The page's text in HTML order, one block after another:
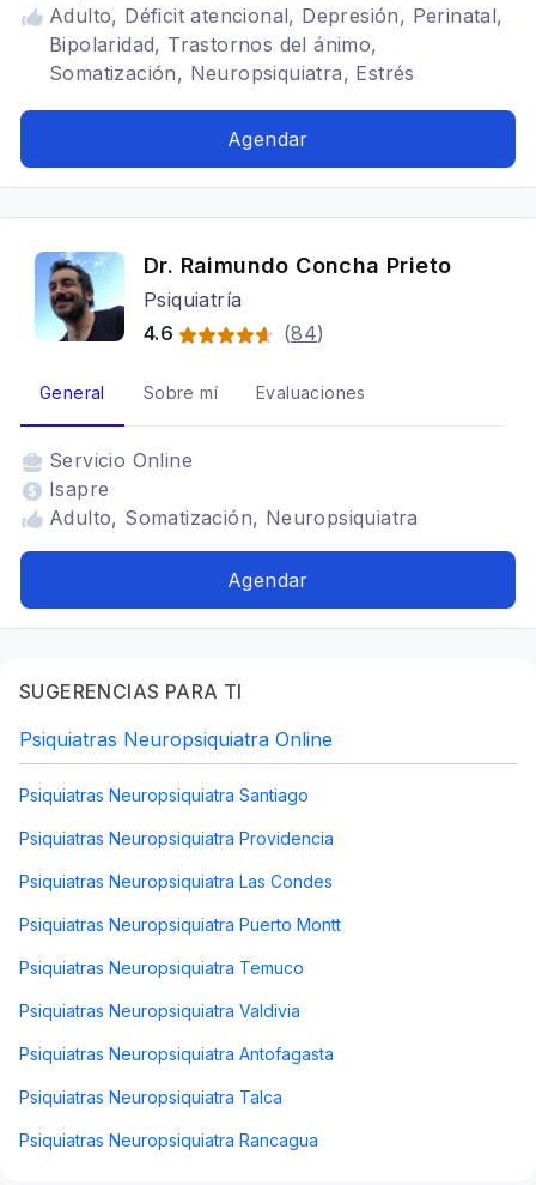
Adulto, Déficit atencional, Depresión, Perinatal,
Bipolaridad, Trastornos del ánimo,
Somatización, Neuropsiquiatra, Estrés
Trastorno del Espectro Autista, Trastorno por
porstparto, Depresion irritable, Depresión
bipolar, Trastorno de Personalidad Límite,
Trastorno de personalidad Borderline, Trastorno
de Estres Postraumático (TEPT)
Agendar
Dr. Raimundo Concha Prieto
Psiquiatría
4.6
(84)
General Sobre mí Evaluaciones
Servicio Online
Isapre
Adulto, Somatización, Neuropsiquiatra
Agendar
SUGERENCIAS PARA TI
Psiquiatras Neuropsiquiatra Online
Psiquiatras Neuropsiquiatra Santiago
Psiquiatras Neuropsiquiatra Providencia
Psiquiatras Neuropsiquiatra Las Condes
Psiquiatras Neuropsiquiatra Puerto Montt
Psiquiatras Neuropsiquiatra Temuco
Psiquiatras Neuropsiquiatra Valdivia
Psiquiatras Neuropsiquiatra Antofagasta
Psiquiatras Neuropsiquiatra Talca
Psiquiatras Neuropsiquiatra Rancagua